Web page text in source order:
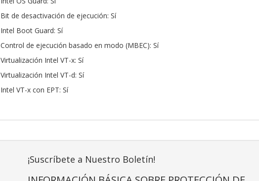
Bit de desactivación de ejecución: Sí
Intel Boot Guard: Sí
Control de ejecución basado en modo (MBEC): Sí
Virtualización Intel VT-x: Sí
Virtualización Intel VT-d: Sí
Intel VT-x con EPT: Sí
¡Suscríbete a Nuestro Boletín!